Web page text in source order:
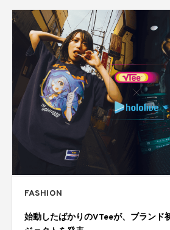
FASHION
始動したばかりのVTeeが、ブランド